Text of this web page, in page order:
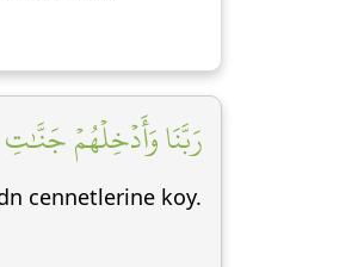
رَبَّنَا وَأَدۡخِلۡهُمۡ
cennetlerine koy.